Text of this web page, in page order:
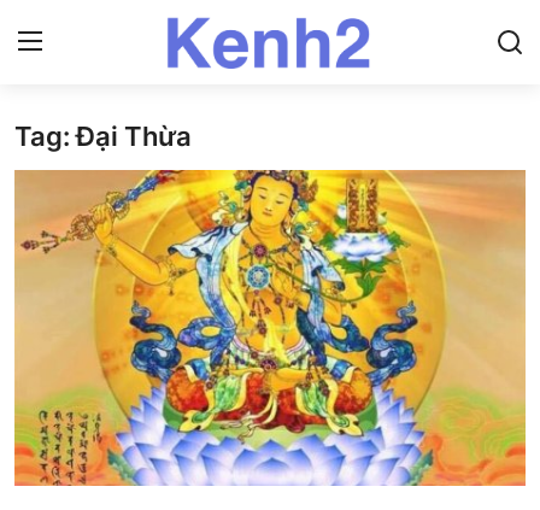
Trang chủ
Tag: Đại Thừa